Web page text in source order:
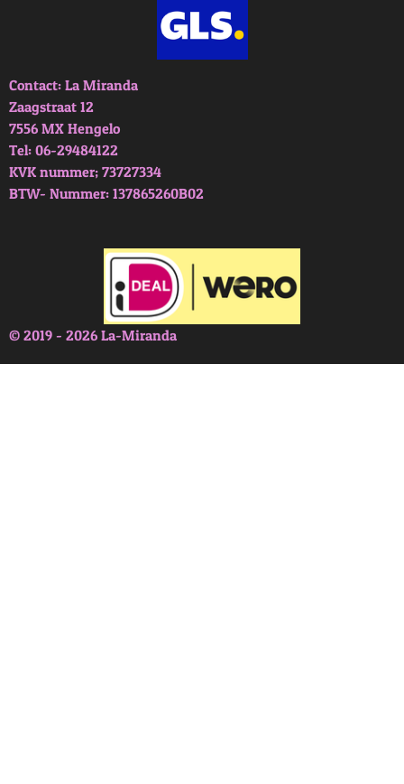
Contact: La Miranda
Zaagstraat 12
7556 MX Hengelo
Tel: 06-29484122
KVK nummer; 73727334
BTW- Nummer: 137865260B02
© 2019 - 2026 La-Miranda